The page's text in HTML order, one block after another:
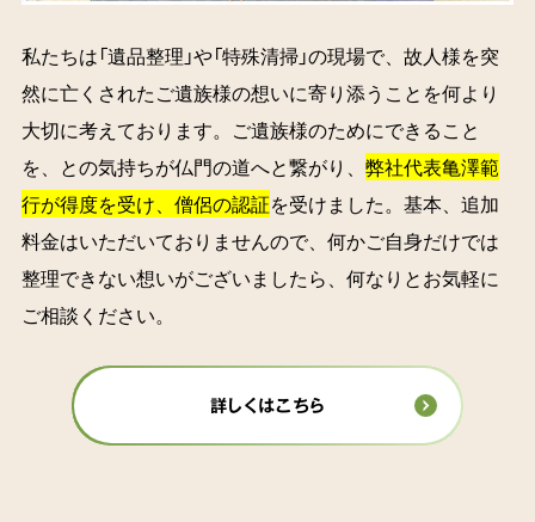
私たちは「遺品整理」や「特殊清掃」の現場で、故人様を突
然に亡くされたご遺族様の想いに寄り添うことを何より
大切に考えております。ご遺族様のためにできること
を、との気持ちが仏門の道へと繋がり、 弊社代表亀澤範
行が得度を受け、僧侶の認証を受けました。基本、追加
料金はいただいておりませんので、何かご自身だけでは
整理できない想いがございましたら、何なりとお気軽に
ご相談ください。
詳しくはこちら